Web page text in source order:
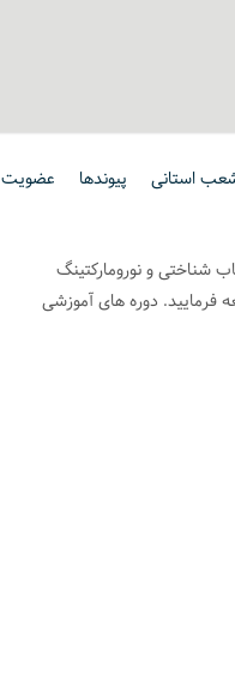
استانی پیوندها عضویت
شناختی و نورومارکتینگ
فرمایید. دوره های آموزشی